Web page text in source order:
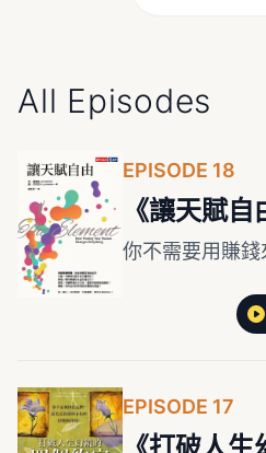
All Episodes
EPISODE 18
《讓天賦自
你不需要用賺
EPISODE 17